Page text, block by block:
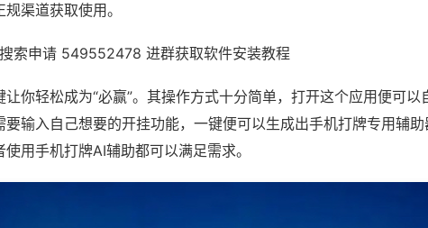
渠道获取使用。
索申请 549552478 进群获取软件安装教程
你轻松成为“必赢”。其操作方式十分简单，打开这个应用便可以
要输入自己想要的开挂功能，一键便可以生成出手机打牌专用辅
用手机打牌AI辅助都可以满足需求。